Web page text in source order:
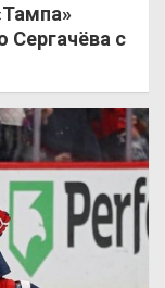
Сергачёва с